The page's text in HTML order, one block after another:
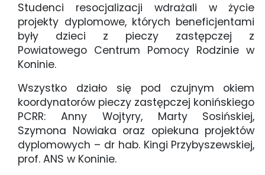
Studenci resocjalizacji wdrażali w życie
projekty dyplomowe, których beneficjentami
były dzieci z pieczy zastępczej z
Powiatowego Centrum Pomocy Rodzinie w
Koninie.
Wszystko działo się pod czujnym okiem
koordynatorów pieczy zastępczej konińskiego
PCRR: Anny Wojtyry, Marty Sosińskiej,
Szymona Nowiaka oraz opiekuna projektów
dyplomowych – dr hab. Kingi Przybyszewskiej,
prof. ANS w Koninie.